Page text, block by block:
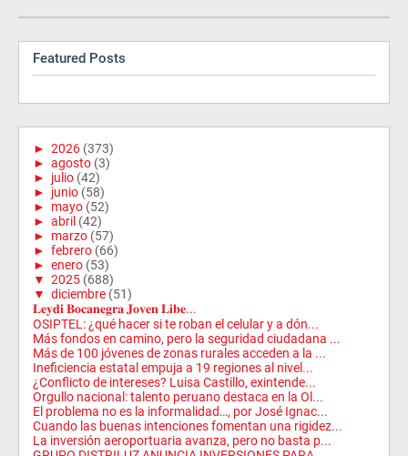
Featured Posts
► 2026 (373)
► agosto (3)
► julio (42)
► junio (58)
► mayo (52)
► abril (42)
► marzo (57)
► febrero (66)
► enero (53)
▼ 2025 (688)
▼ diciembre (51)
𝐋𝐞𝐲𝐝𝐢 𝐁𝐨𝐜𝐚𝐧𝐞𝐠𝐫𝐚 𝐉𝐨𝐯𝐞𝐧 𝐋𝐢𝐛𝐞...
OSIPTEL: ¿qué hacer si te roban el celular y a dón...
Más fondos en camino, pero la seguridad ciudadana ...
Más de 100 jóvenes de zonas rurales acceden a la ...
Ineficiencia estatal empuja a 19 regiones al nivel...
¿Conflicto de intereses? Luisa Castillo, exintende...
Orgullo nacional: talento peruano destaca en la Ol...
El problema no es la informalidad…, por José Ignac...
Cuando las buenas intenciones fomentan una rigidez...
La inversión aeroportuaria avanza, pero no basta p...